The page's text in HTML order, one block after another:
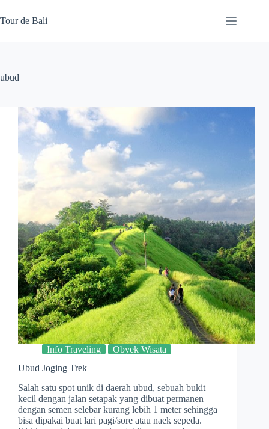
to
content
Tour de Bali
ubud
Info Traveling
Obyek Wisata
Ubud Joging Trek
Salah satu spot unik di daerah ubud, sebuah bukit
kecil dengan jalan setapak yang dibuat permanen
dengan semen selebar kurang lebih 1 meter sehingga
bisa dipakai buat lari pagi/sore atau naek sepeda.